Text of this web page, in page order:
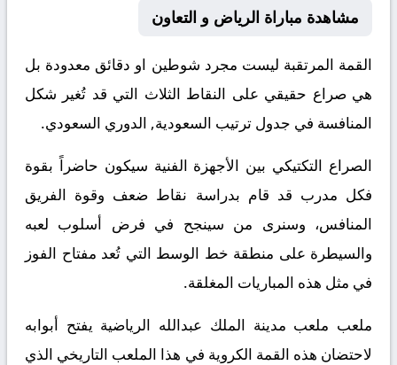
مشاهدة مباراة الرياض و التعاون
القمة المرتقبة ليست مجرد شوطين او دقائق معدودة بل
هي صراع حقيقي على النقاط الثلاث التي قد تُغير شكل
المنافسة في جدول ترتيب السعودية, الدوري السعودي.
الصراع التكتيكي بين الأجهزة الفنية سيكون حاضراً بقوة
فكل مدرب قد قام بدراسة نقاط ضعف وقوة الفريق
المنافس، وسنرى من سينجح في فرض أسلوب لعبه
والسيطرة على منطقة خط الوسط التي تُعد مفتاح الفوز
في مثل هذه المباريات المغلقة.
ملعب ملعب مدينة الملك عبدالله الرياضية يفتح أبوابه
لاحتضان هذه القمة الكروية في هذا الملعب التاريخي الذي